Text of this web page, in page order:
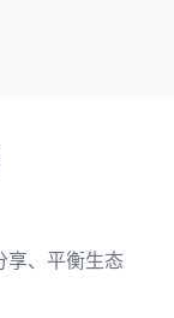
享、平衡生态